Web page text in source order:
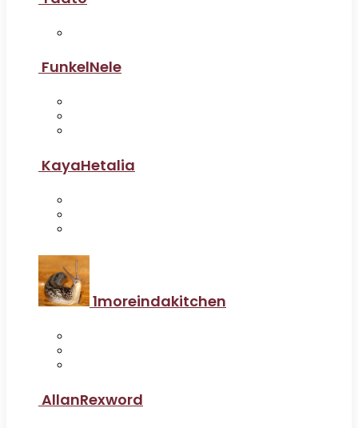
FunkelNele
KayaHetalia
1moreindakitchen
AllanRexword